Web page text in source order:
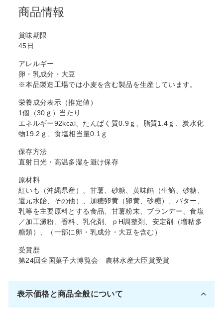
商品情報
賞味期限
45日
アレルギー
卵・乳成分・大豆
※本品製造工場では小麦を含む製品を生産しています。
栄養成分表示（推定値）
1個（30ｇ）当たり
エネルギー92kcal、たんぱく質0.9ｇ、脂質1.4ｇ、炭水化
物19.2ｇ、食塩相当量0.1ｇ
保存方法
直射日光・高温多湿を避け保存
原材料
紅いも（沖縄県産）、甘薯、砂糖、黄味餡（生餡、砂糖、
還元水飴、その他）、加糖卵黄（卵黄、砂糖）、バター、
乳等を主要原料とする食品、甘薯粉末、ブランデー、食塩
／加工澱粉、香料、乳化剤、ｐH調整剤、安定剤（増粘多
糖類）、（一部に卵・乳成分・大豆を含む）
受賞歴
第24回全国菓子大博覧会 農林水産大臣賞受賞
表示価格と商品全般について